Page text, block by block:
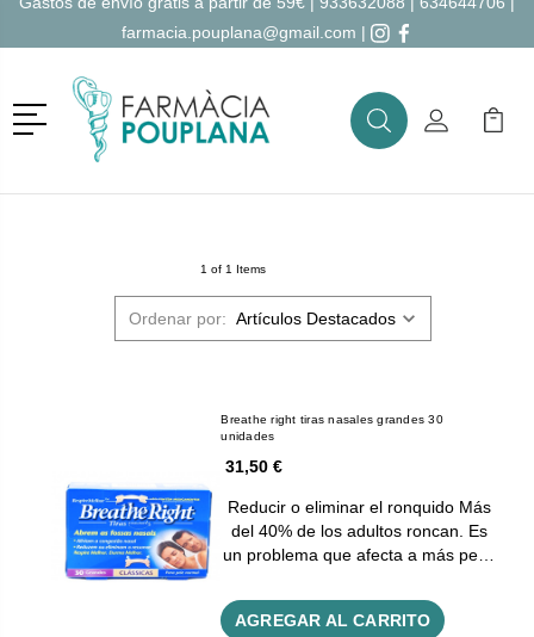
farmacia.pouplana@gmail.com |
Menú
BuscarMi Cuenta
Mi
1 of 1 Items
Ordenar por:
Breathe right tiras nasales grandes 30
unidades
31,50 €
Reducir o eliminar el ronquido Más
del 40% de los adultos roncan. Es
un problema que afecta a más pe…
AGREGAR AL CARRITO